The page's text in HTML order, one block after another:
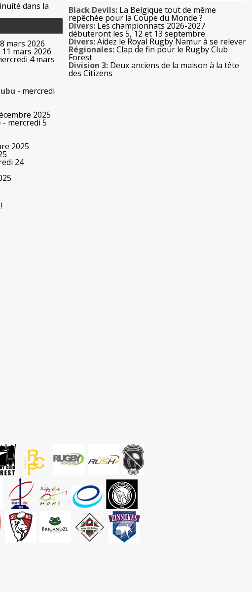
dans la
mars 2026
mars 2026
4 mars
- mercredi
2025
- mercredi 5
2025
24
Black Devils: La Belgique tout de même
repêchée pour la Coupe du Monde ?
Divers: Les championnats 2026-2027
débuteront les 5, 12 et 13 septembre
Divers:Aidez le Royal Rugby Namur à se relever
Régionales:Clap de fin pour le Rugby Club
Forest
Division 3: Deux anciens de la maison à la tête
des Citizens